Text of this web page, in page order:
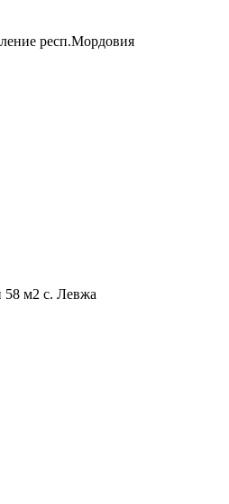
респ.Мордовия
58 м2 с. Левжа